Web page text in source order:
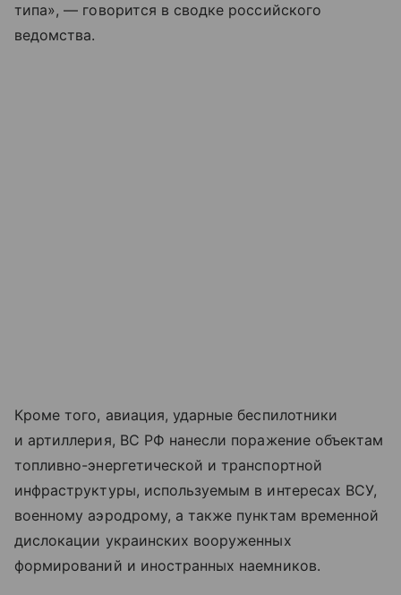
типа», — говорится в сводке российского
ведомства.
Кроме того, авиация, ударные беспилотники
и артиллерия, ВС РФ нанесли поражение объектам
топливно-энергетической и транспортной
инфраструктуры, используемым в интересах ВСУ,
военному аэродрому, а также пунктам временной
дислокации украинских вооруженных
формирований и иностранных наемников.